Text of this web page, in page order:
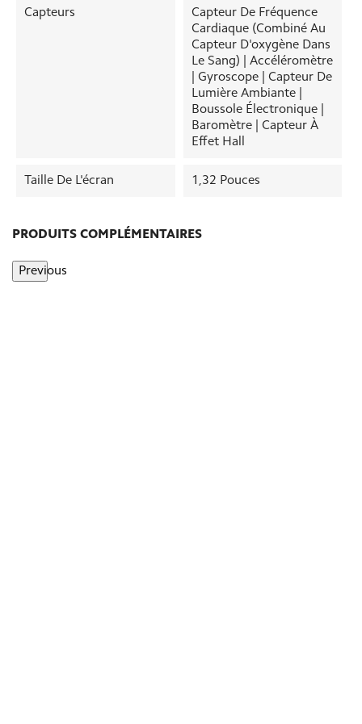
Capteurs
Capteur De Fréquence
Cardiaque (combiné Au
Capteur D'oxygène Dans
Le Sang) | Accéléromètre
| Gyroscope | Capteur De
Lumière Ambiante |
Boussole Électronique |
Baromètre | Capteur À
Effet Hall
Taille De L'écran 1,32 Pouces
PRODUITS COMPLÉMENTAIRES
Previous